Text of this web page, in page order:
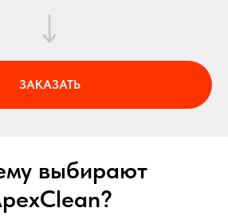
ЗАКАЗАТЬ
выбирают